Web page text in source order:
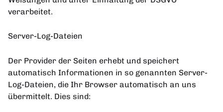
verarbeitet.
Server-Log-Dateien
Der Provider der Seiten erhebt und speichert
automatisch Informationen in so genannten Server-
Log-Dateien, die Ihr Browser automatisch an uns
übermittelt. Dies sind: